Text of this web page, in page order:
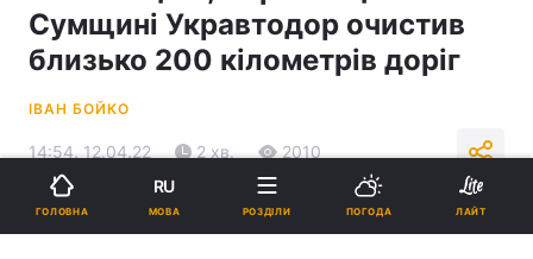
Сумщині Укравтодор очистив
близько 200 кілометрів доріг
ІВАН БОЙКО
14:54, 12.04.22 2 хв. 2010
Підпишіться на нас в Google
ГОЛОВНА
RU
МОВА РОЗДІЛИ ПОГОДА ЛАЙТ